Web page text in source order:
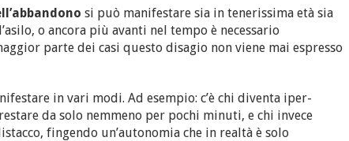
si può manifestare sia in tenerissima età sia
o ancora più avanti nel tempo è necessario
parte dei casi questo disagio non viene mai espresso
in vari modi. Ad esempio: c’è chi diventa iper-
da solo nemmeno per pochi minuti, e chi invece
fingendo un’autonomia che in realtà è solo